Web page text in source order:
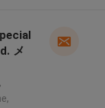
メ